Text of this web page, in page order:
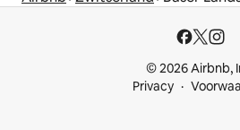
© 2026 Airbnb,
Privacy